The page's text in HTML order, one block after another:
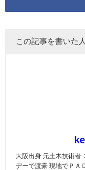
この記事を書いた人
大阪出身 元土木技術者
デーで渡豪 現地でＰＡ